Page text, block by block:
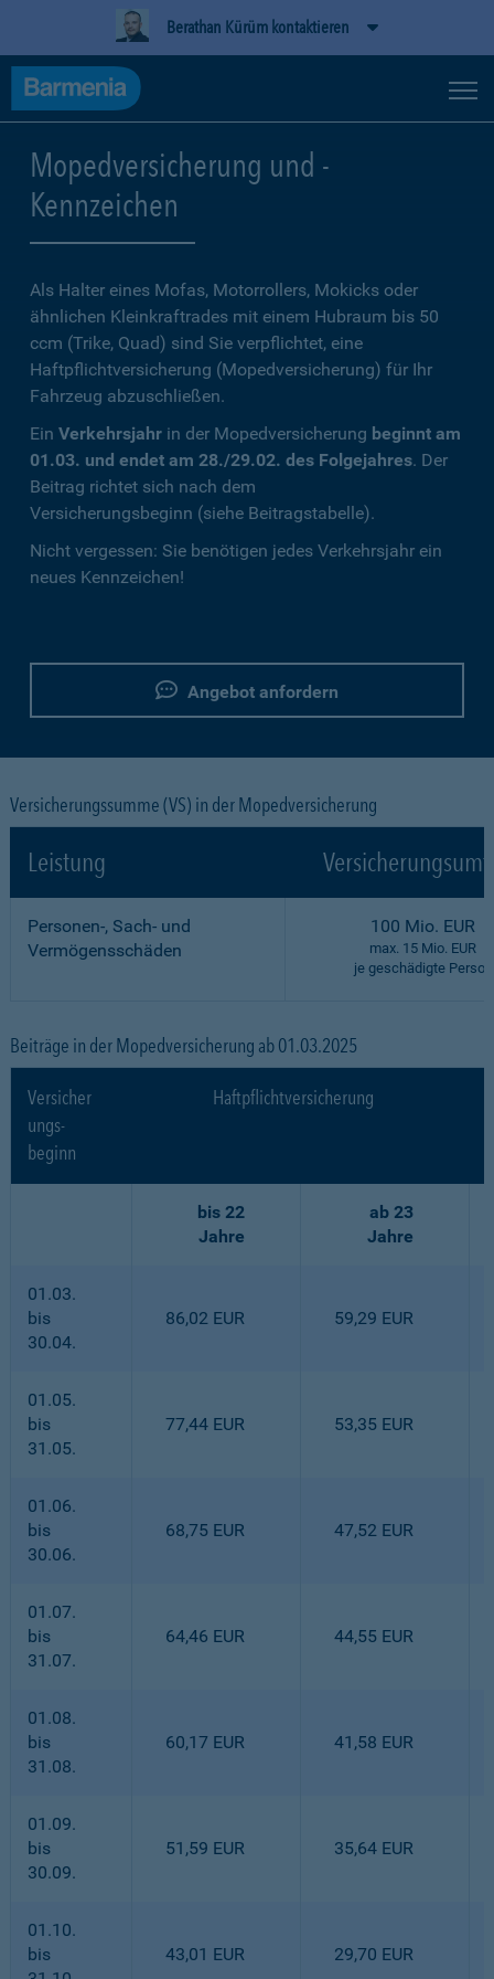
Berathan Kürüm kontaktieren
Mopedversicherung und -
Kennzeichen
Als Halter eines Mofas, Motorrollers, Mokicks oder
ähnlichen Kleinkraftrades mit einem Hubraum bis 50
ccm (Trike, Quad) sind Sie verpflichtet, eine
Haftpflichtversicherung (Mopedversicherung) für Ihr
Fahrzeug abzuschließen.
Ein Verkehrsjahr in der Mopedversicherung beginnt am
01.03. und endet am 28./29.02. des Folgejahres. Der
Beitrag richtet sich nach dem
Versicherungsbeginn (siehe Beitragstabelle).
Nicht vergessen: Sie benötigen jedes Verkehrsjahr ein
neues Kennzeichen!
Angebot anfordern
Versicherungssumme (VS) in der Mopedversicherung
Leistung
Personen-, Sach- und
Vermögensschäden
100 Mio. EUR
max. 15 Mio. EUR
je geschädigte Person
Beiträge in der Mopedversicherung ab 01.03.2025
Versicher
ungs-
beginn
Haftpflichtversicherung
bis 22
Jahre
ab 23
Jahre
01.03.
bis
30.04.
86,02 EUR 59,29 EUR
01.05.
bis
31.05.
77,44 EUR 53,35 EUR
01.06.
bis
30.06.
68,75 EUR 47,52 EUR
01.07.
bis
31.07.
64,46 EUR 44,55 EUR
01.08.
bis
31.08.
60,17 EUR 41,58 EUR
01.09.
bis
30.09.
51,59 EUR 35,64 EUR
01.10.
bis
43,01 EUR 29,70 EUR